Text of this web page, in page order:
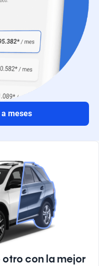
meses
otro con la mejor